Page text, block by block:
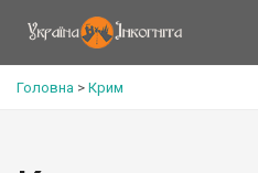
Головна > Крим